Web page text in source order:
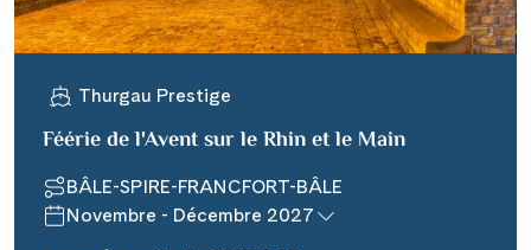
Telegram
per E-Mail senden
Link kopieren
Thurgau Prestige
Féérie de l'Avent sur le Rhin et le Main
BÂLE-SPIRE-FRANCFORT-BÂLE
Novembre - Décembre 2027